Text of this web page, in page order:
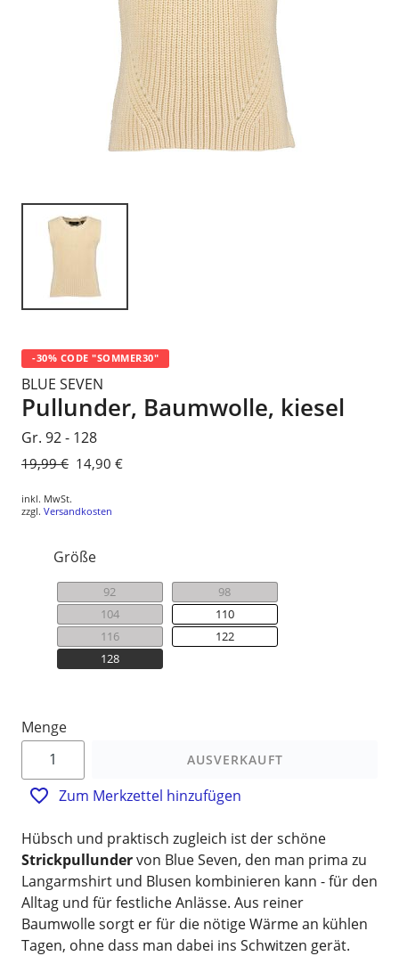
-30% CODE "SOMMER30"
BLUE SEVEN
Pullunder, Baumwolle, kiesel
Gr. 92 - 128
Normaler
19,99 € Sonderpreis
14,90 €
inkl. MwSt.
zzgl. Versandkosten
Größe
92
98
104
110
116
122
128
Menge
AUSVERKAUFT
Zum Merkzettel hinzufügen
Hübsch und praktisch zugleich ist der schöne
Strickpullundervon Blue Seven, den man prima zu
Langarmshirt und Blusen kombinieren kann - für den
Alltag und für festliche Anlässe. Aus reiner
Baumwolle sorgt er für die nötige Wärme an kühlen
Tagen, ohne dass man dabei ins Schwitzen gerät.